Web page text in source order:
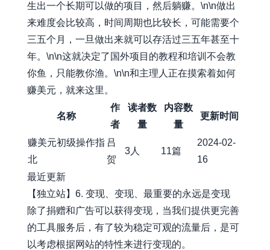
生出一个长期可以做的项目，然后躺赚。\n\n做出
来难度会比较高，时间周期也比较长，可能需要个
三五个月，一旦做出来就可以存活过三五年甚至十
年。\n\n这就决定了国外项目的教程和培训不会教
你鱼，只能教你渔。\n\n和主理人正在摸索着如何
赚美元，就来这里。
名称
作
者
读者数
量
内容数
量
更新时间
赚美元初级操作指
北
吕
贺
3人 11篇
2024-02-
16
最近更新
【独立站】6. 变现、变现、最重要的永远是变现
除了捐赠和广告可以获得变现，当我们提供更完善
的工具服务后，有了较为稳定可观的流量后，是可
以考虑根据网站的特性来进行变现的。